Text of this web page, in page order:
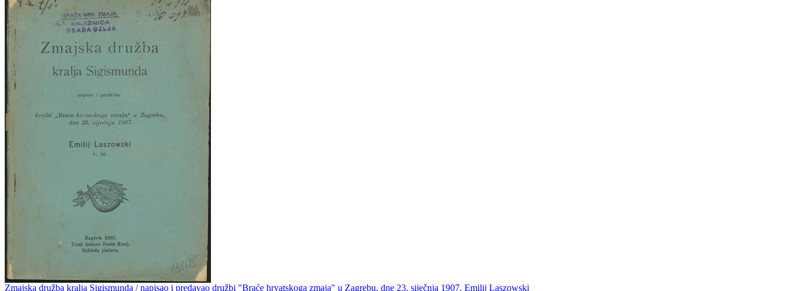
Zmajska družba kralja Sigismunda / napisao i predavao družbi "Braće hrvatskoga zmaja" u Zagrebu, dne 23. siječnja 1907. Emilij Laszowski